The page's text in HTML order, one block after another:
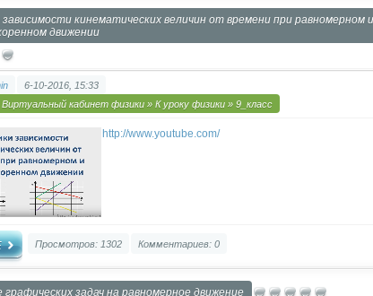
кинематических величин от времени при равномерном и
движении
6-10-2016, 15:33
Виртуальный кабинет физики » К уроку физики » 9_класс
http://www.youtube.com/
Просмотров: 1302 Комментариев: 0
задач на равномерное движение